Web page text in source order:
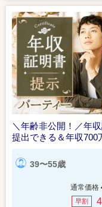
＼年齢非公開！／年
提出できる＆年収700
39〜55歳
通常価格
早割